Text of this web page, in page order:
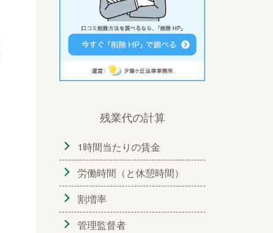
残業代の計算
1時間当たりの賃金
労働時間（と休憩時間）
割増率
管理監督者